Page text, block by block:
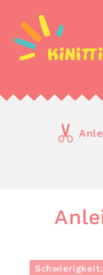
Schwierigkeit: